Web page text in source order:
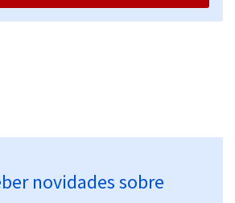
novidades sobre